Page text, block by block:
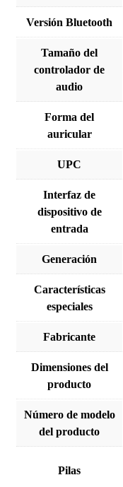
Versión Bluetooth
Tamaño del
controlador de
audio
Forma del
auricular
UPC
Interfaz de
dispositivo de
entrada
Generación
Características
especiales
Fabricante
Dimensiones del
producto
Número de modelo
del producto
Pilas